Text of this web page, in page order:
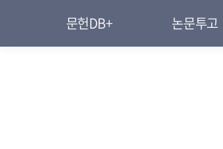
문헌DB+ 논문투고